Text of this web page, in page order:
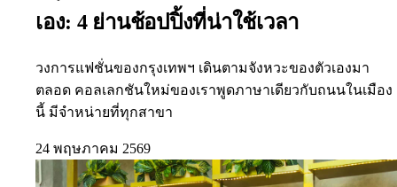
เอง: 4 ย่านช้อปปิ้งที่น่าใช้เวลา
วงการแฟชั่นของกรุงเทพฯ เดินตามจังหวะของตัวเองมา
ตลอด คอลเลกชันใหม่ของเราพูดภาษาเดียวกับถนนในเมือง
นี้ มีจำหน่ายที่ทุกสาขา
24 พฤษภาคม 2569